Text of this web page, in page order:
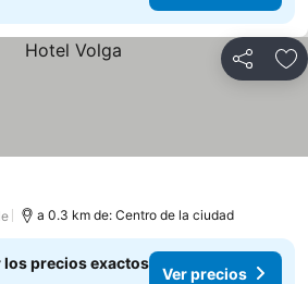
Compartir
a 0.3 km de: Centro de la ciudad
los precios exactos
Ver precios